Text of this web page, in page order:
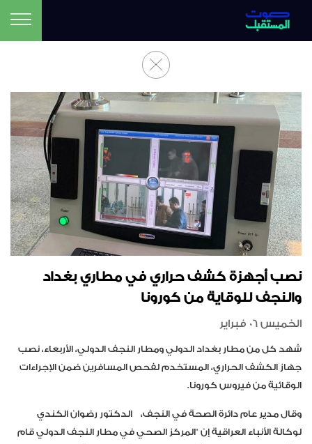
نصب أجهزة كشف حراري في مطاري بغداد
والنجف للوقاية من كورونا
الخميس 06 فبراير
شهد كل من مطار بغداد الدولي ومطار النجف الدولي، الأربعاء، نصب
جهاز الكشف الحراري، المستخدم لفحص المسافرين ضمن الإجراءات
الوقائية من فيروس كورونا.
وقال مدير عام دائرة الصحة في النجف، الدكتور رضوان الكندي
لوكالة الأنباء العراقية إن “المركز الصحي في مطار النجف الدولي قام